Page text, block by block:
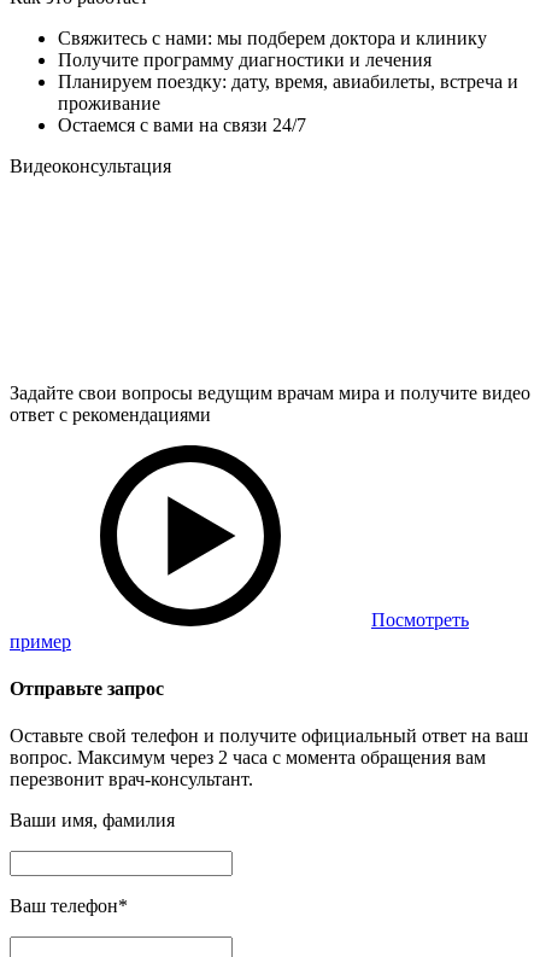
Свяжитесь с нами: мы подберем доктора и клинику
Получите программу диагностики и лечения
Планируем поездку: дату, время, авиабилеты, встреча и
проживание
Остаемся с вами на связи 24/7
Видеоконсультация
Задайте свои вопросы ведущим врачам мира и получите видео
ответ с рекомендациями
Посмотреть
пример
Отправьте запрос
Оставьте свой телефон и получите официальный ответ на ваш
вопрос. Максимум через 2 часа с момента обращения вам
перезвонит врач-консультант.
Ваши имя, фамилия
Ваш телефон*